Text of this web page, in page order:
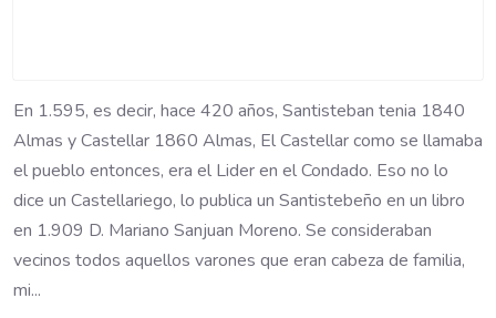
En 1.595, es decir, hace 420 años, Santisteban tenia 1840
Almas y Castellar 1860 Almas, El Castellar como se llamaba
el pueblo entonces, era el Lider en el Condado. Eso no lo
dice un Castellariego, lo publica un Santistebeño en un libro
en 1.909 D. Mariano Sanjuan Moreno. Se consideraban
vecinos todos aquellos varones que eran cabeza de familia,
mi...